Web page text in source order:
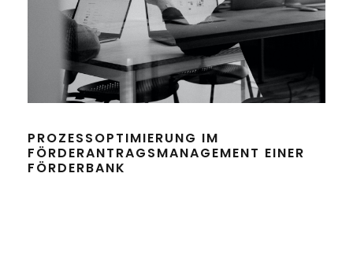
PROZESSOPTIMIERUNG IM
FÖRDERANTRAGSMANAGEMENT EINER
FÖRDERBANK